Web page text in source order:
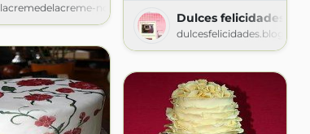
lacremedelacreme-ndl.blogspot.com
Dulces felicidades